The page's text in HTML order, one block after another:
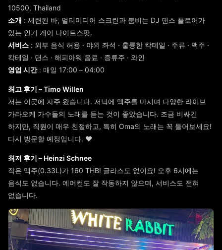
10500, Thailand
소개 : 세련된 바, 멀티미디어 스크린과 붐비는 DJ 댄스 플로어가
있는 인기 게이 나이트스팟.
서비스 : 외부 음식 허용 · 야외 좌석 · 훌륭한 칵테일 · 주류 · 맥주 ·
칵테일 · 댄스 · 해피아워 음료 · 증류주 · 와인
영업 시간: 매일 17:00 – 04:00
최고 후기 – Timo Willen
저는 이곳에 자주 왔습니다. 저녁에 맥주를 마시며 다양한 라이브
가라오케 가수들의 노래를 듣는 것이 좋았습니다. 조금 비싸긴
하지만, 직원이 매우 친절하고, 특히 Oma의 노래는 꼭 들어보세요!
다시 방문할 예정입니다. ♥️
최저 후기 – Heinzi Schnee
작은 맥주(0.33L)가 160 THB! 글라스도 없이요! 오후 6시에는
음식도 없습니다. 에어컨도 잘 작동하지 않으며, 서비스도 전혀
없습니다.